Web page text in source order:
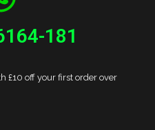
181
£10 off your first order over